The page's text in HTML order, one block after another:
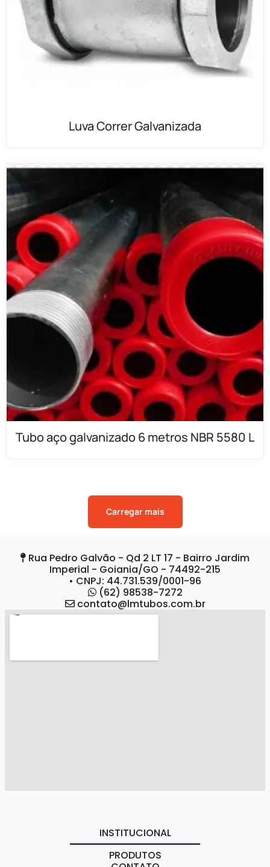
Luva Correr Galvanizada
Tubo aço galvanizado 6 metros NBR 5580 L
Carregar mais
Rua Pedro Galvão - Qd 2 LT 17 - Bairro Jardim
Imperial - Goiania/GO - 74492-215
• CNPJ: 44.731.539/0001-96
(62) 98538-7272
contato@lmtubos.com.br
INSTITUCIONAL
PRODUTOS